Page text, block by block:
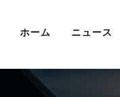
ホーム ニュース